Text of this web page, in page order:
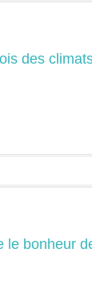
des
le bonheur